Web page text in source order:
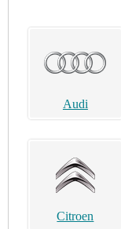
Audi
Citroen